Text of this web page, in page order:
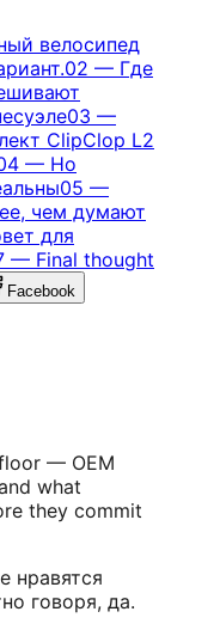
велосипед
02 — Где
03 —
ClipClop L2
— Но
05 —
чем думают
для
— Final thought
Facebook
— OEM
what
they commit
нравятся
говоря, да.